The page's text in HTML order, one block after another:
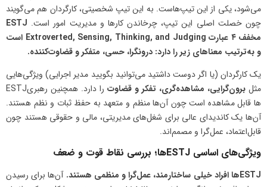
می‌شود، یکی از این تیپ‌هاست. به این تیپ شخصیتی، کارگردان هم می‌گویند
چون خصلت اصلی این تیپ، چرخاندن کارها و مدیریت امور است. ESTJ
مخفف ۴ عبارت
Extroverted, Sensing, Thinking, and Judging است
و به‌ترتیب معناهای زیر را دارد: درونگرا، حسی، متفکر و قضاوت‌کننده.
یک کارگردان (یا اگر دوست داشتید می‌توانید بگویید مدیر اجرایی) ویژگی‌هایی
مثل برون‌گرایی، مشاهده‌گری، تفکر و قضاوت
را دارد. همچنین رهبریESTJ
ها قابل مشاهده است چون آن‌ها منظم و متعهد به حفظ ثبات و نظم هستند.
آن‌ها یک کاندیدای عالی برای شغل‌های مدیریتی، مالی و حقوقی هستند چون
قابل‌اعتماد، عمل‌گرا و مصمم‌اند.
ویژگی‌های اساسی ESTJها؛ بررسی نقاط قوت و ضعف
ESTJها افراد خیلی ساختارمند، عمل‌گرا و منظمی هستند.آن‌ها برای رسیدن